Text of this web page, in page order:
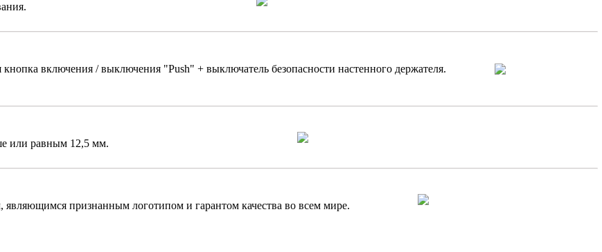
кнопка включения / выключения "Push" + выключатель безопасности настенного держателя.
или равным 12,5 мм.
признанным логотипом и гарантом качества во всем мире.